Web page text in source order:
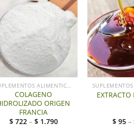
SUPLEMENTOS ALIMENTICIOS
COLAGENO
ORIGEN
FRANCIA
$ 722– $ 1.790 $ 95–